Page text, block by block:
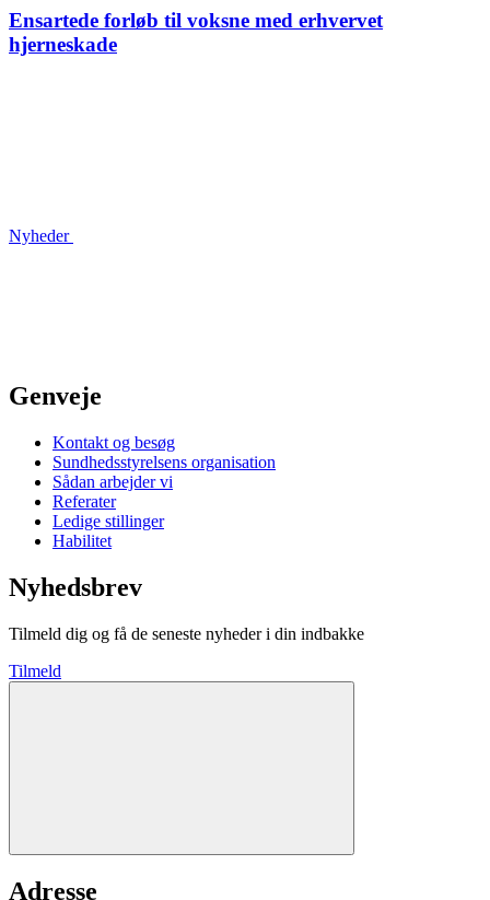
Ensartede forløb til voksne med erhvervet
hjerneskade
Nyheder
Genveje
Kontakt og besøg
Sundhedsstyrelsens organisation
Sådan arbejder vi
Referater
Ledige stillinger
Habilitet
Nyhedsbrev
Tilmeld dig og få de seneste nyheder i din indbakke
Tilmeld
Adresse